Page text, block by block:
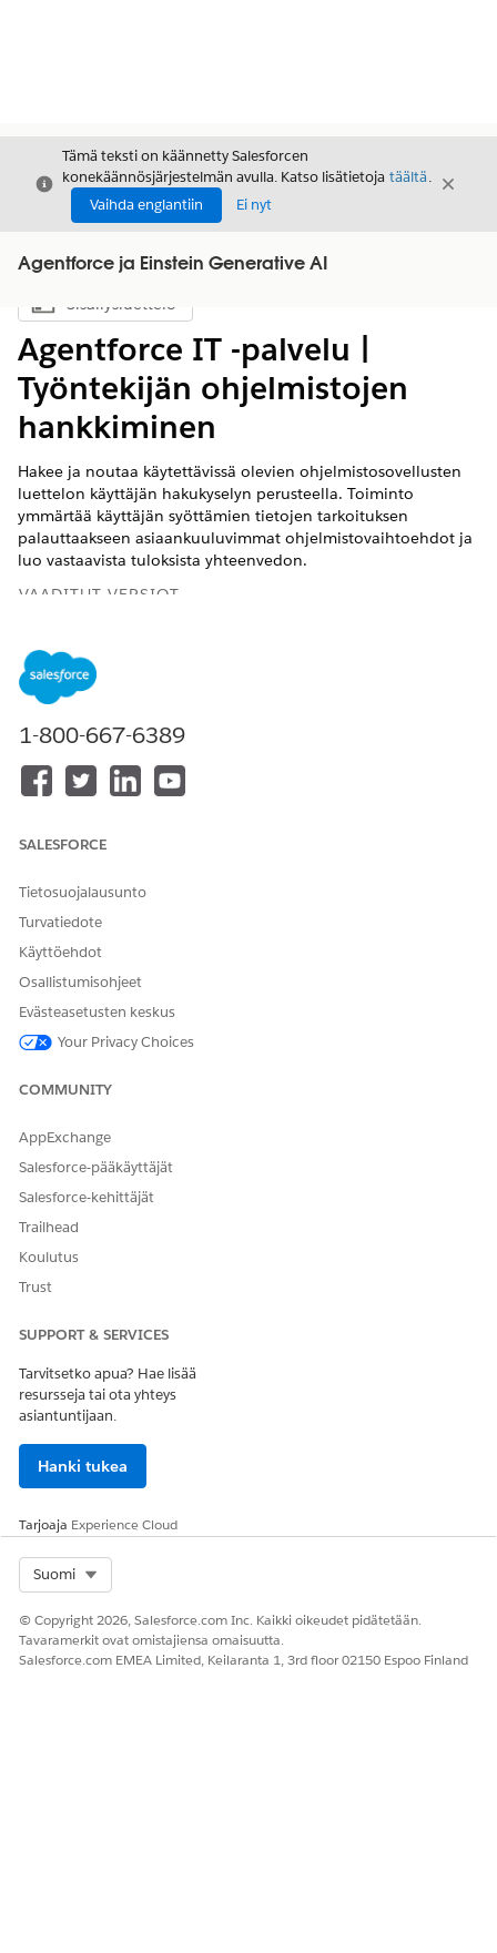
Sulje
Tämä teksti on käännetty Salesforcen
konekäännösjärjestelmän avulla. Katso lisätietoja täältä.
Vaihda englantiin
Ei nyt
Sulje
Agentforce ja Einstein Generative AI
Näytä sisällysluettelo
Sisällysluettelo
Agentforce IT -palvelu |
Työntekijän ohjelmistojen
hankkiminen
Hakee ja noutaa käytettävissä olevien ohjelmistosovellusten
luettelon käyttäjän hakukyselyn perusteella. Toiminto
ymmärtää käyttäjän syöttämien tietojen tarkoituksen
palauttaakseen asiaankuuluvimmat ohjelmistovaihtoehdot ja
luo vastaavista tuloksista yhteenvedon.
VAADITUT VERSIOT
Käytettävissä: Lightning Experiencessa
Käytettävissä:
versioissa AI Agents for Employees -lisäosalisenssillä.
KÄYTTÖOIKEUDET
käyttöoikeudet
Toiminnon lisätiedot
Viitetoiminto
Suorittaako tämä toiminto
kehotteen mallin?
1-800-667-6389
SALESFORCE
Tietosuojalausunto
Turvatiedote
Käyttöehdot
Osallistumisohjeet
Evästeasetusten keskus
Your Privacy Choices
COMMUNITY
AppExchange
Salesforce-pääkäyttäjät
Salesforce-kehittäjät
Trailhead
Koulutus
Trust
SUPPORT & SERVICES
Tarvitsetko apua? Hae lisää
resursseja tai ota yhteys
asiantuntijaan.
Hanki tukea
Tarjoaja Experience Cloud
Suomi
© Copyright 2026, Salesforce.com Inc. Kaikki oikeudet pidätetään.
Tavaramerkit ovat omistajiensa omaisuutta.
Salesforce.com EMEA Limited, Keilaranta 1, 3rd floor 02150 Espoo Finland